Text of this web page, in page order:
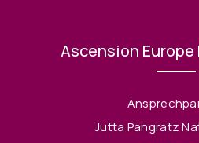
Ascension
Jutta Pangratz